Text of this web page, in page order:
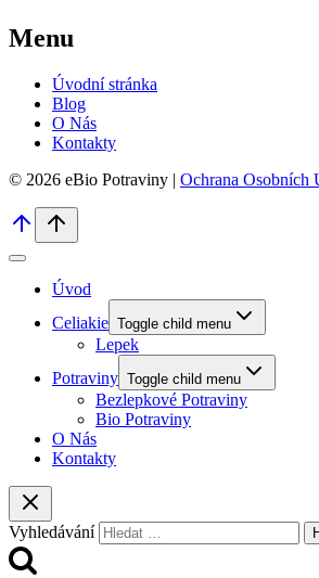
Menu
Úvodní stránka
Blog
O Nás
Kontakty
© 2026 eBio Potraviny | Ochrana Osobních
Úvod
Celiakie Toggle child menu
Lepek
Potraviny Toggle child menu
Bezlepkové Potraviny
Bio Potraviny
O Nás
Kontakty
Vyhledávání